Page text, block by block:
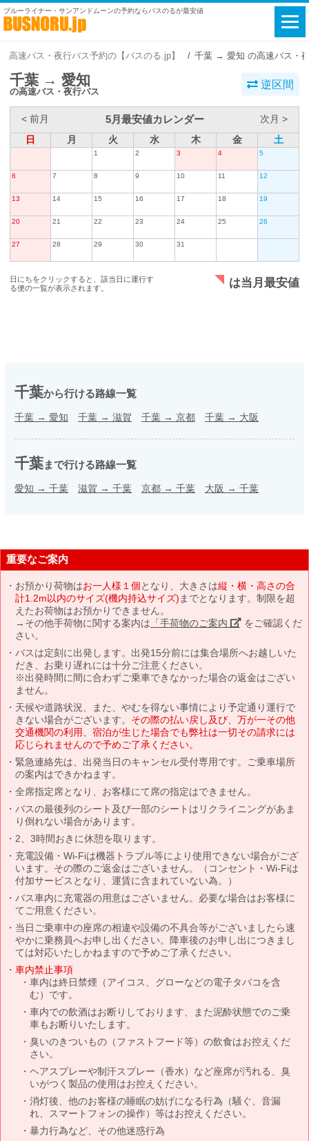
ブルーライナー・サンアンドムーンの予約ならバスのるが最安値
高速バス・夜行バス予約の【バスのる.jp】 千葉 → 愛知 の高速バス・
千葉 → 愛知
の高速バス・夜行バス
逆区間
< 前月 5月最安値カレンダー
次月 >
日
月 火 水 木 金 土
1 2 3 4 5
6 7 8 9 10 11 12
13 14 15 16 17 18 19
20 21 22 23 24 25 26
27 28 29 30 31
日にちをクリックすると、該当日に運行す
る便の一覧が表示されます。
は当月最安値
千葉から行ける路線一覧
千葉 → 愛知 千葉 → 滋賀 千葉 → 京都 千葉 → 大阪
千葉まで行ける路線一覧
愛知 → 千葉 滋賀 → 千葉 京都 → 千葉 大阪 → 千葉
重要なご案内
お預かり荷物はお一人様１個となり、大きさは縦・横・高さの合
計1.2m以内のサイズ(機内持込サイズ) までとなります。制限を超
えたお荷物はお預かりできません。
→その他手荷物に関する案内は 「手荷物のご案内」 をご確認くだ
さい。
バスは定刻に出発します。出発15分前には集合場所へお越しいた
だき、お乗り遅れには十分ご注意ください。
※出発時間に間に合わずご乗車できなかった場合の返金はござい
ません。
天候や道路状況、また、やむを得ない事情により予定通り運行で
きない場合がございます。 その際の払い戻し及び、万が一その他
交通機関の利用、宿泊が生じた場合でも弊社は一切その請求には
応じられませんので予めご了承ください。
緊急連絡先は、出発当日のキャンセル受付専用です。ご乗車場所
の案内はできかねます。
全席指定席となり、お客様にて席の指定はできません。
バスの最後列のシート及び一部のシートはリクライニングがあま
り倒れない場合があります。
2、3時間おきに休憩を取ります。
充電設備・Wi-Fiは機器トラブル等により使用できない場合がござ
います。その際のご返金はございません。（コンセント・Wi-Fiは
付加サービスとなり、運賃に含まれていない為。）
バス車内に充電器の用意はございません。必要な場合はお客様に
てご用意ください。
当日ご乗車中の座席の相違や設備の不具合等がございましたら速
やかに乗務員へお申し出ください。降車後のお申し出につきまし
ては対応いたしかねますので予めご了承ください。
車内禁止事項
車内は終日禁煙（アイコス、グローなどの電子タバコを含
む）です。
車内での飲酒はお断りしております、また泥酔状態でのご乗
車もお断りいたします。
臭いのきついもの（ファストフード等）の飲食はお控えくだ
さい。
ヘアスプレーや制汗スプレー（香水）など座席が汚れる、臭
いがつく製品の使用はお控えください。
消灯後、他のお客様の睡眠の妨げになる行為（騒ぐ、音漏
れ、スマートフォンの操作）等はお控えください。
暴力行為など、その他迷惑行為